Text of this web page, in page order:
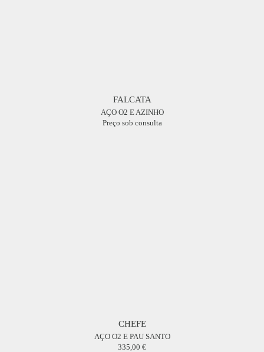
FALCATA
AÇO O2 E AZINHO
Preço sob consulta
CHEFE
AÇO O2 E PAU SANTO
335,00